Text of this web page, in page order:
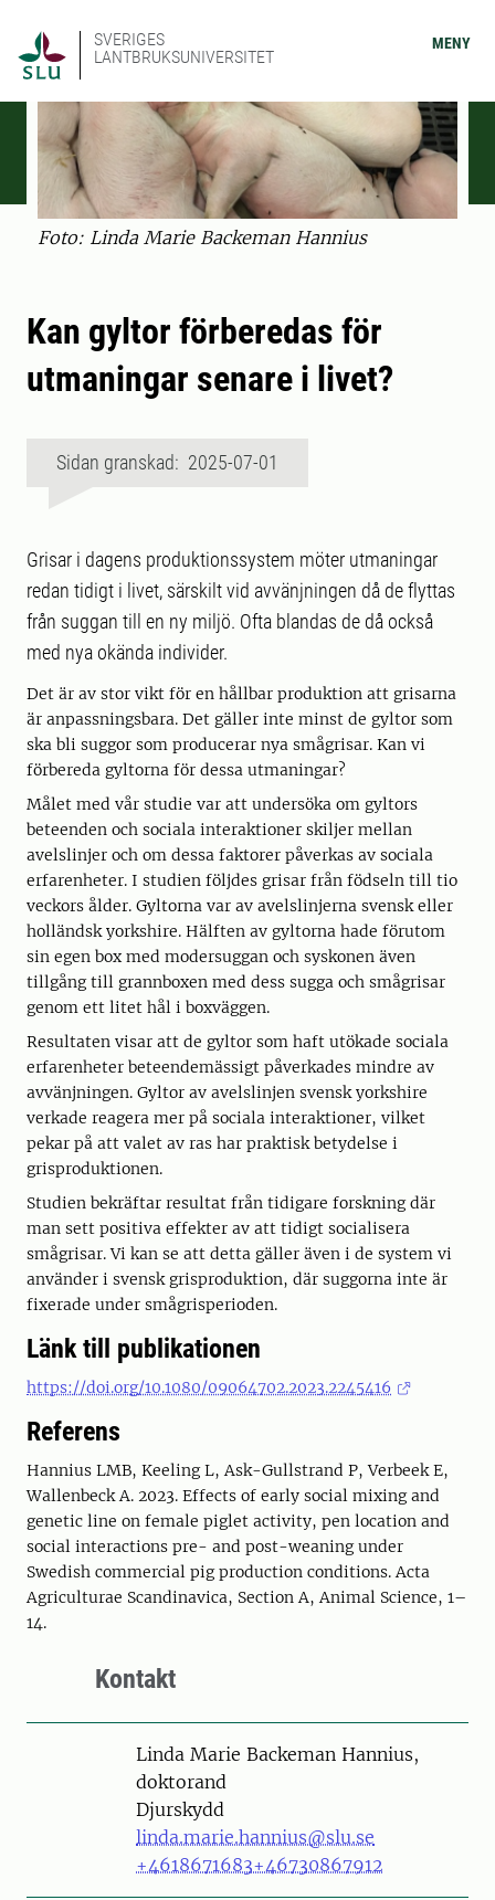
SVERIGES
LANTBRUKSUNIVERSITET
MENY
Foto: Linda Marie Backeman Hannius
Kan gyltor förberedas för
utmaningar senare i livet?
Sidan granskad: 2025-07-01
Grisar i dagens produktionssystem möter utmaningar
redan tidigt i livet, särskilt vid avvänjningen då de flyttas
från suggan till en ny miljö. Ofta blandas de då också
med nya okända individer.
Det är av stor vikt för en hållbar produktion att grisarna
är anpassningsbara. Det gäller inte minst de gyltor som
ska bli suggor som producerar nya smågrisar. Kan vi
förbereda gyltorna för dessa utmaningar?
Målet med vår studie var att undersöka om gyltors
beteenden och sociala interaktioner skiljer mellan
avelslinjer och om dessa faktorer påverkas av sociala
erfarenheter. I studien följdes grisar från födseln till tio
veckors ålder. Gyltorna var av avelslinjerna svensk eller
holländsk yorkshire. Hälften av gyltorna hade förutom
sin egen box med modersuggan och syskonen även
tillgång till grannboxen med dess sugga och smågrisar
genom ett litet hål i boxväggen.
Resultaten visar att de gyltor som haft utökade sociala
erfarenheter beteendemässigt påverkades mindre av
avvänjningen. Gyltor av avelslinjen svensk yorkshire
verkade reagera mer på sociala interaktioner, vilket
pekar på att valet av ras har praktisk betydelse i
grisproduktionen.
Studien bekräftar resultat från tidigare forskning där
man sett positiva effekter av att tidigt socialisera
smågrisar. Vi kan se att detta gäller även i de system vi
använder i svensk grisproduktion, där suggorna inte är
fixerade under smågrisperioden.
Länk till publikationen
https://doi.org/10.1080/09064702.2023.2245416
Referens
Hannius LMB, Keeling L, Ask-Gullstrand P, Verbeek E,
Wallenbeck A. 2023. Effects of early social mixing and
genetic line on female piglet activity, pen location and
social interactions pre- and post-weaning under
Swedish commercial pig production conditions. Acta
Agriculturae Scandinavica, Section A, Animal Science, 1–
14.
Kontakt
PersonLinda Marie Backeman Hannius,
doktorand
Djurskydd
linda.marie.hannius@slu.se
+4618671683+46730867912